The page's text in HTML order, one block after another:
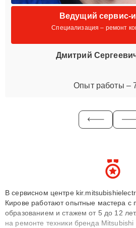
Ведущий сервис-
Специализация – ремонт
Дмитрий
Опыт работы –
В сервисном центре
Кирове работают опытные мастера
образованием и стажем от 5 до 12
на ремонте техники бренда Mitsubishi